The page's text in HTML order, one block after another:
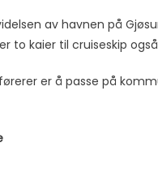
av havnen på
to kaier til cruiseskip
er å passe på